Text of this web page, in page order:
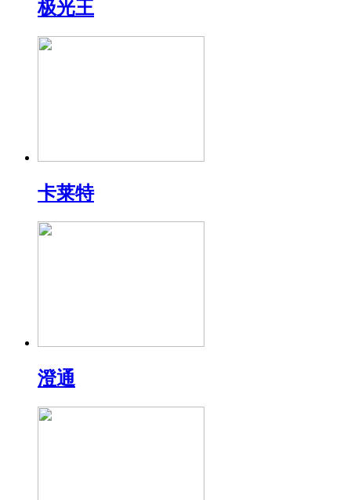
极光王
卡莱特
澄通